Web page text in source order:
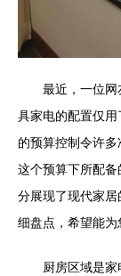
最近，一位
具家电的配置仅
的预算控制令许
这个预算下所配
分展现了现代家
细盘点，希望能为
厨房区域是